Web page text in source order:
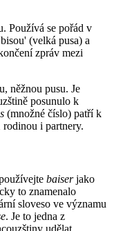
Používá se pořád v
(velká pusa) a
zpráv mezi
něžnou pusu. Je
posunulo k
(množné číslo) patří k
rodinou i partnery.
baiserjako
to znamenalo
sloveso ve významu
. Je to jedna z